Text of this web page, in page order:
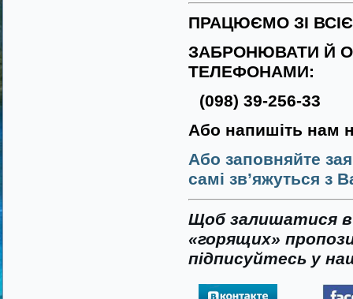
ПРАЦЮЄМО ЗІ
ЗАБРОНЮВАТИ Й
ТЕЛЕФОНАМИ:
(098) 39-256-33
Або напишіть нам
Або заповняйте
самі зв’яжуться з
Щоб залишатися в
«горящих»
підписуйтесь у